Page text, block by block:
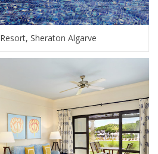
Sheraton Algarve